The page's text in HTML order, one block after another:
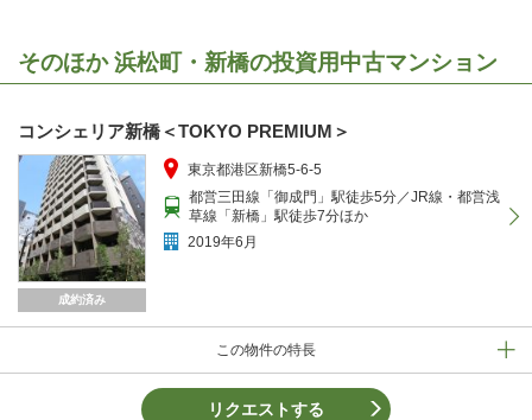
そのほか 浜松町・新橋の投資用中古マンション
コンシェリア新橋＜TOKYO PREMIUM＞
成約済み
この物件の特長
東京都港区新橋5-6-5
都営三田線「御成門」駅徒歩5分／JR線・都営浅
草線「新橋」駅徒歩7分ほか
2019年6月
リクエストする